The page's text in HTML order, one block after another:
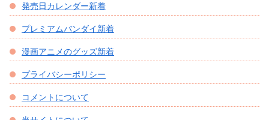
発売日カレンダー新着
プレミアムバンダイ新着
漫画アニメのグッズ新着
プライバシーポリシー
コメントについて